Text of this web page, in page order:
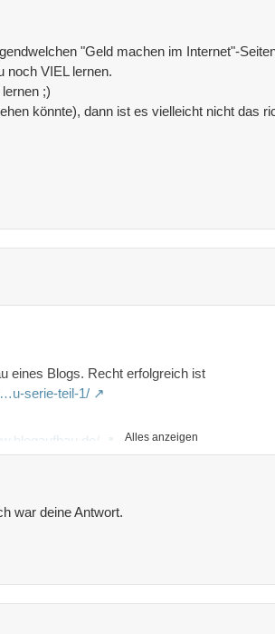
"Geld machen im Internet"-
noch VIEL lernen.
;)
könnte), dann ist es vielleicht nicht das
eines Blogs. Recht erfolgreich ist
serie-teil-1/
beihttps://www.elmastudio.de/
Alles anzeigen
war deine Antwort.